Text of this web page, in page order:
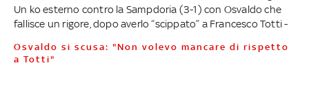
Un ko esterno contro la Sampdoria (3-1) con Osvaldo che
fallisce un rigore, dopo averlo “scippato” a Francesco Totti -
Osvaldo si scusa: "Non volevo mancare di rispetto
a Totti"